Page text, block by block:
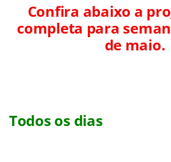
Confira abaixo a
completa para
de maio.
Todos os dias